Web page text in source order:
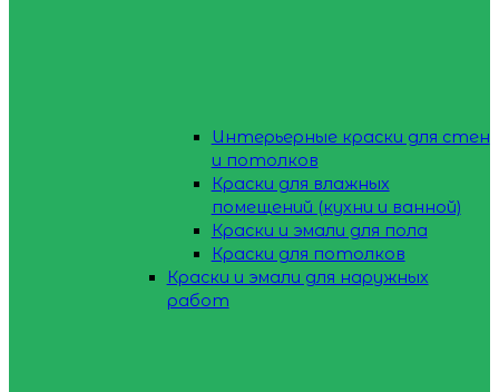
Интерьерные краски для стен
и потолков
Краски для влажных
помещений (кухни и ванной)
Краски и эмали для пола
Краски для потолков
Краски и эмали для наружных
работ